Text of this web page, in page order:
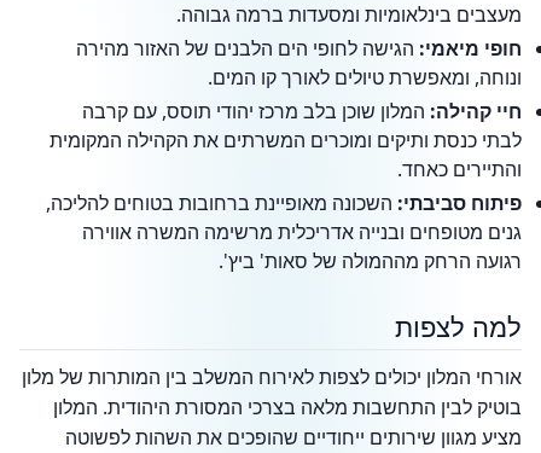
מעצבים בינלאומיות ומסעדות ברמה גבוהה.
חופי מיאמי: הגישה לחופי הים הלבנים של האזור מהירה
ונוחה, ומאפשרת טיולים לאורך קו המים.
חיי קהילה: המלון שוכן בלב מרכז יהודי תוסס, עם קרבה
לבתי כנסת ותיקים ומוכרים המשרתים את הקהילה המקומית
והתיירים כאחד.
פיתוח סביבתי: השכונה מאופיינת ברחובות בטוחים להליכה,
גנים מטופחים ובנייה אדריכלית מרשימה המשרה אווירה
רגועה הרחק מההמולה של סאות' ביץ'.
למה לצפות
אורחי המלון יכולים לצפות לאירוח המשלב בין המותרות של מלון
בוטיק לבין התחשבות מלאה בצרכי המסורת היהודית. המלון
מציע מגוון שירותים ייחודיים שהופכים את השהות לפשוטה